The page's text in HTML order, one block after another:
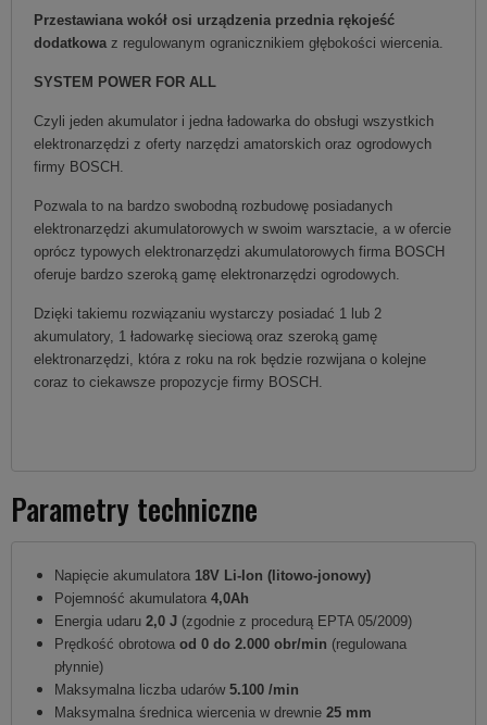
Przestawiana wokół osi urządzenia przednia rękojeść
dodatkowa z regulowanym ogranicznikiem głębokości wiercenia.
SYSTEM POWER FOR ALL
Czyli jeden akumulator i jedna ładowarka do obsługi wszystkich
elektronarzędzi z oferty narzędzi amatorskich oraz ogrodowych
firmy BOSCH.
Pozwala to na bardzo swobodną rozbudowę posiadanych
elektronarzędzi akumulatorowych w swoim warsztacie, a w ofercie
oprócz typowych elektronarzędzi akumulatorowych firma BOSCH
oferuje bardzo szeroką gamę elektronarzędzi ogrodowych.
Dzięki takiemu rozwiązaniu wystarczy posiadać 1 lub 2
akumulatory, 1 ładowarkę sieciową oraz szeroką gamę
elektronarzędzi, która z roku na rok będzie rozwijana o kolejne
coraz to ciekawsze propozycje firmy BOSCH.
Parametry techniczne
Napięcie akumulatora 18V Li-Ion (litowo-jonowy)
Pojemność akumulatora 4,0Ah
Energia udaru 2,0 J (zgodnie z procedurą EPTA 05/2009)
Prędkość obrotowa od 0 do 2.000 obr/min (regulowana
płynnie)
Maksymalna liczba udarów 5.100 /min
Maksymalna średnica wiercenia w drewnie 25 mm